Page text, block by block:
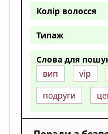
Колір волосся
Типаж
Слова для
вип
vip
подруги